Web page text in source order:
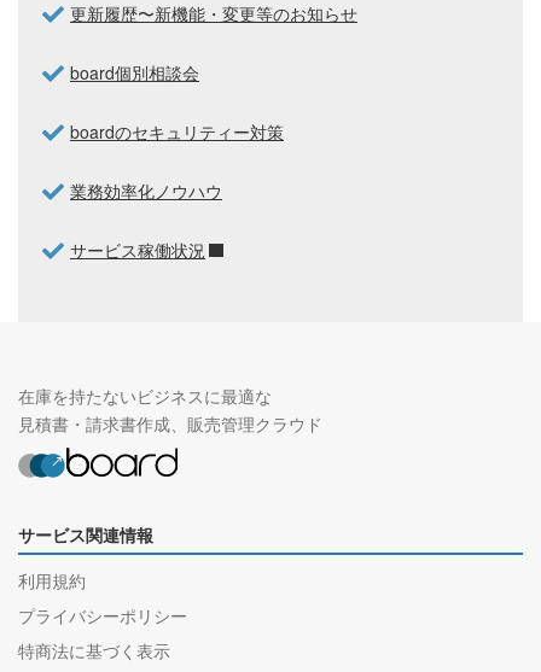
更新履歴〜新機能・変更等のお知らせ
board個別相談会
boardのセキュリティー対策
業務効率化ノウハウ
サービス稼働状況
在庫を持たないビジネスに最適な
見積書・請求書作成、販売管理クラウド
サービス関連情報
利用規約
プライバシーポリシー
特商法に基づく表示